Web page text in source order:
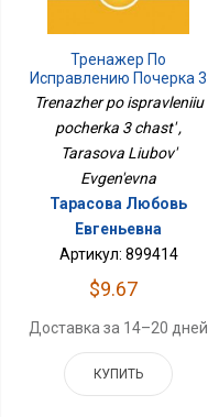
Тренажер По
Исправлению Почерка 3
Часть
Trenazher po ispravleniiu
pocherka 3 chast' ,
Tarasova Liubov'
Evgen'evna
Тарасова Любовь
Евгеньевна
Артикул: 899414
$9.67
Доставка за 14–20 дней
КУПИТЬ